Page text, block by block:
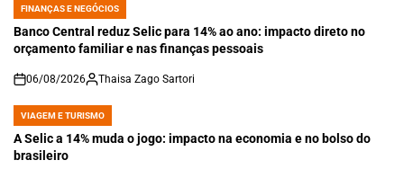
POSTED
IN
FINANÇAS E NEGÓCIOS
Banco Central reduz Selic para 14% ao ano: impacto direto no
orçamento familiar e nas finanças pessoais
on
06/08/2026 Thaisa Zago Sartori
POSTED
IN
VIAGEM E TURISMO
A Selic a 14% muda o jogo: impacto na economia e no bolso do
brasileiro